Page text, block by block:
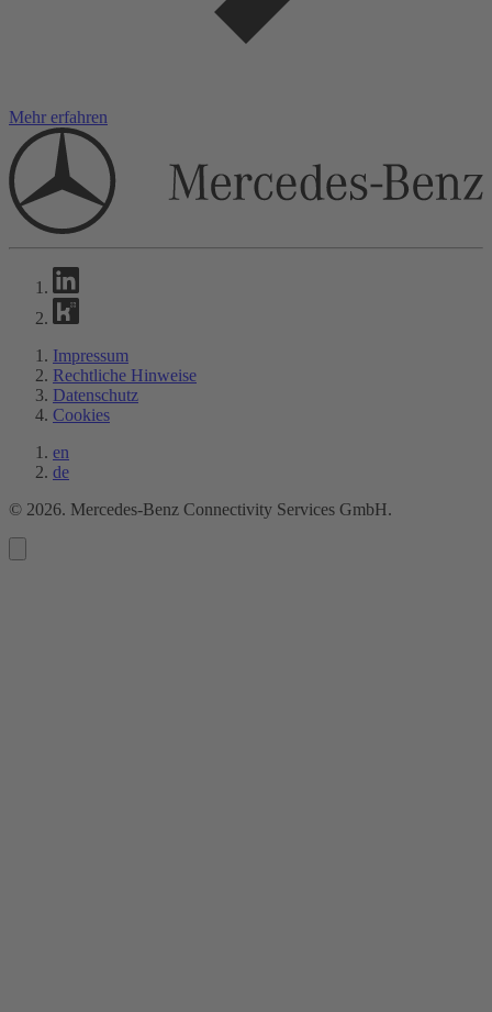
Mehr erfahren
Impressum
Rechtliche Hinweise
Datenschutz
Cookies
en
de
© 2026. Mercedes-Benz Connectivity Services GmbH.